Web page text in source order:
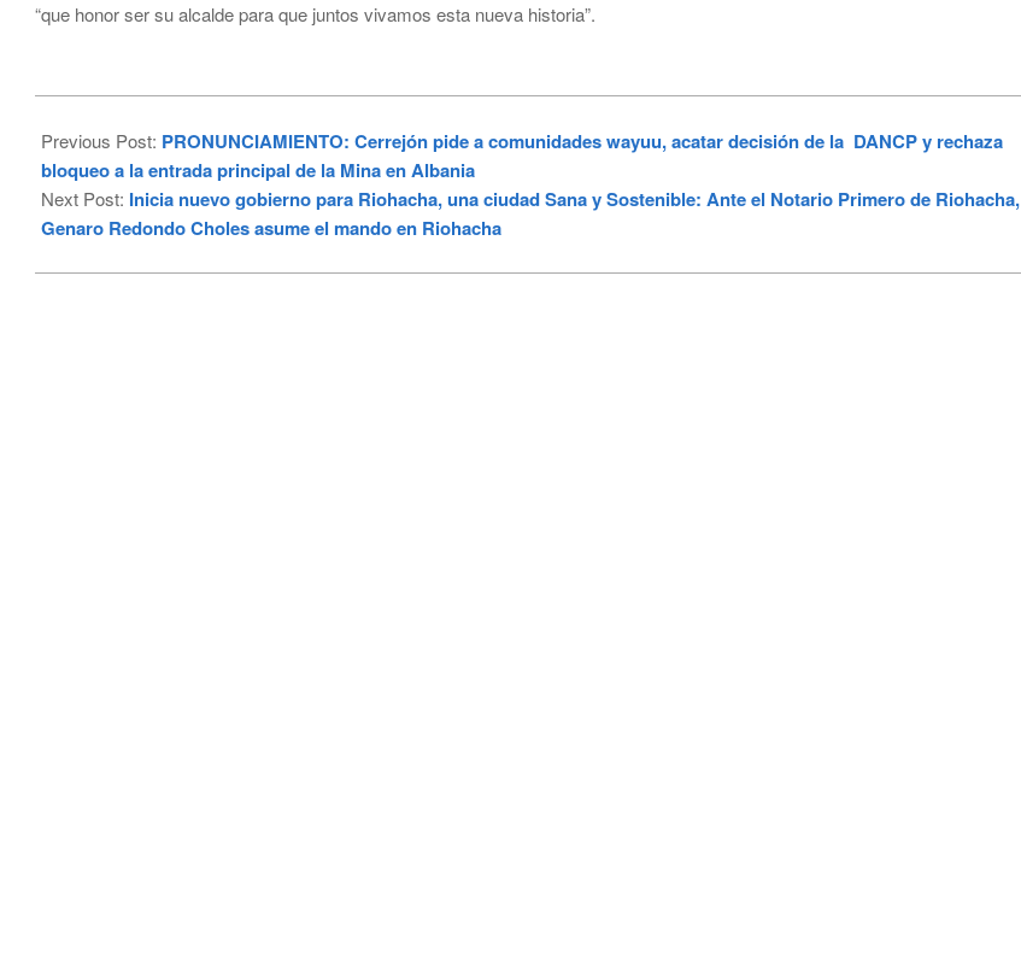
“que honor ser su alcalde para que juntos vivamos esta nueva historia”.
01-
02
Previous Post: PRONUNCIAMIENTO: Cerrejón pide a comunidades wayuu, acatar decisión de la DANCP y rechaza
bloqueo a la entrada principal de la Mina en Albania
Next Post: Inicia nuevo gobierno para Riohacha, una ciudad Sana y Sostenible: Ante el Notario Primero de Riohacha,
Genaro Redondo Choles asume el mando en Riohacha